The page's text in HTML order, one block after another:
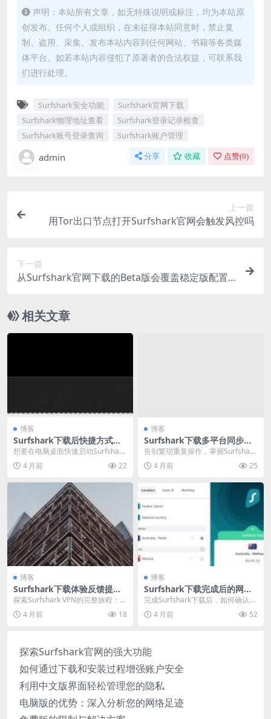
声明：本站所有文章，如无特殊说明或标注，均为本站原
创发布。任何个人或组织，在未征得本站同意时，禁止复
制、盗用、采集、发布本站内容到任何网站、书籍等各类媒
体平台。如若本站内容侵犯了原著者的合法权益，可联系我
们进行处理。
Surfshark安全功能
Surfshark官网下载
Surfshark物理地址查看
Surfshark登录记录检查
Surfshark账号登录查询
Surfshark账户管理
admin 分享 收藏 点赞(0)
上一篇
用Tor出口节点打开Surfshark官网会触发风控吗
下一篇
从Surfshark官网下载的Beta版会覆盖稳定版配置
相关文章
博客
Surfshark下载后快捷方式创
建与桌面整理
想要在电脑桌面快速启动Surfshark
VPN吗？本指南详细提供了在Wind
o... 4 月前 22
博客
Surfshark下载多平台同步安
装效率提升技巧
告别繁琐重复操作，掌握Surfshark
多平台同步下载的终极心法。本文
深入探讨如...
4 月前 25
博客
Surfshark下载体验反馈提交
渠道与奖励机制
探索Surfshark VPN的完整旅程：从
官方安全下载、顺畅安装体验到多
平台强...
4 月前 18
博客
Surfshark下载完成后的网络
连接测试步骤
完成Surfshark下载后，如何确认VP
N真正生效？仅显示IP变更并不足
够。必...
4 月前 52
探索Surfshark官网的强大功能
如何通过下载和安装过程增强账户安全
利用中文版界面轻松管理您的隐私
电脑版的优势：深入分析您的网络足迹